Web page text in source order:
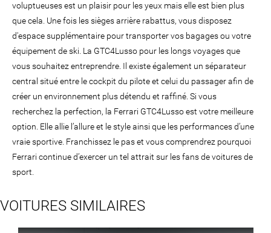
voluptueuses est un plaisir pour les yeux mais elle est bien plus
que cela. Une fois les sièges arrière rabattus, vous disposez
d'espace supplémentaire pour transporter vos bagages ou votre
équipement de ski. La GTC4Lusso pour les longs voyages que
vous souhaitez entreprendre. Il existe également un séparateur
central situé entre le cockpit du pilote et celui du passager afin de
créer un environnement plus détendu et raffiné. Si vous
recherchez la perfection, la Ferrari GTC4Lusso est votre meilleure
option. Elle allie l’allure et le style ainsi que les performances d’une
vraie sportive. Franchissez le pas et vous comprendrez pourquoi
Ferrari continue d’exercer un tel attrait sur les fans de voitures de
sport.
VOITURES SIMILAIRES